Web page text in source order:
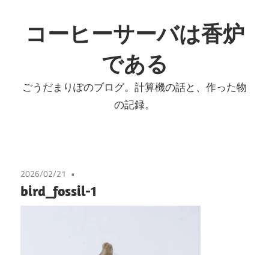
ン
テ
へ
コーヒーサーバは香炉
である
ごうだまりぽのブログ。計算機の話と、作った物
の記録。
2026/02/21
bird_fossil-1